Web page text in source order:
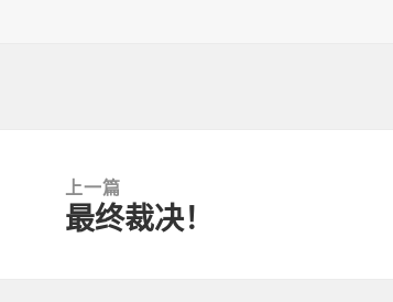
上一篇
上
最终裁决！